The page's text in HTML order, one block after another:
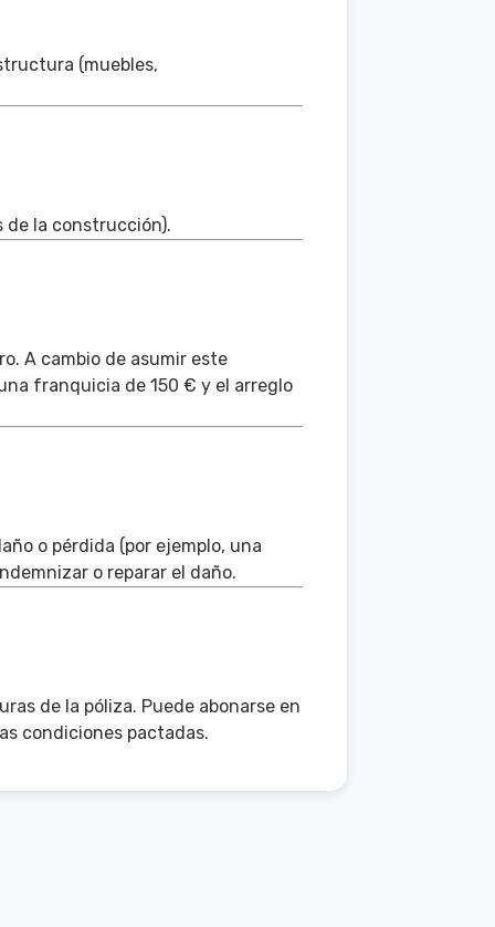
(muebles,
de la construcción).
A cambio de asumir este
franquicia de 150 € y el arreglo
o pérdida (por ejemplo, una
o reparar el daño.
de la póliza. Puede abonarse en
condiciones pactadas.